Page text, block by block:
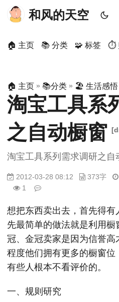
和风的天空
🏠 主页 📚 分类 🧩 标签 ⏱
🏠 主页 » 📚分类 » 🏖 生活感悟
淘宝工具系
之自动橱窗
淘宝工具系列需求调研之自
2012-03-28 08:12 373字
1
想把东西卖出去，首先得
先最简单的做法就是利用
冠、金冠卖家是因为信誉
程度他们拥有更多的橱窗
有些人根本不看评价的。
一、规则研究